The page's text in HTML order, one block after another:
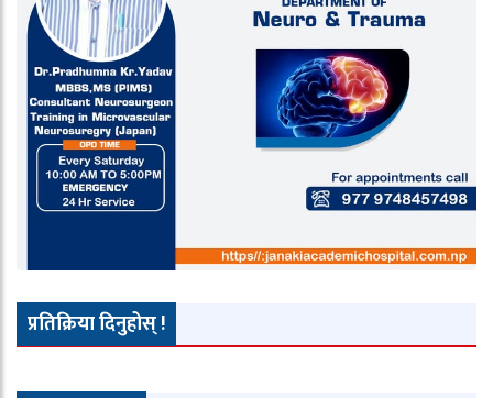
प्रतिक्रिया दिनुहोस् !